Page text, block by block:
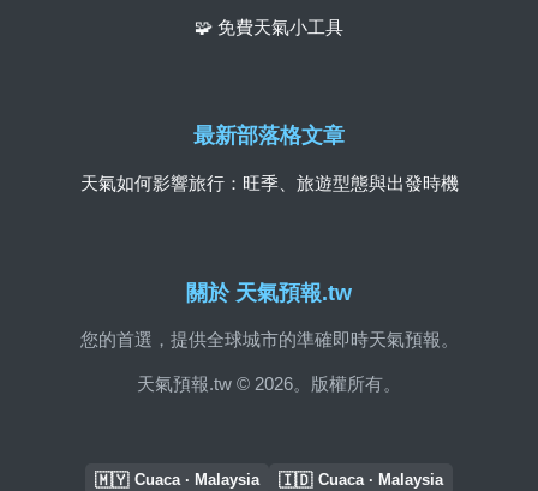
關於 天氣預報.tw
您的首選，提供全球城市的準確即時天氣預報。
天氣預報.tw © 2026。版權所有。
🧩 免費天氣小工具
最新部落格文章
天氣如何影響旅行：旺季、旅遊型態與出發時機
🇲🇾 Cuaca · Malaysia 🇮🇩 Cuaca · Malaysia